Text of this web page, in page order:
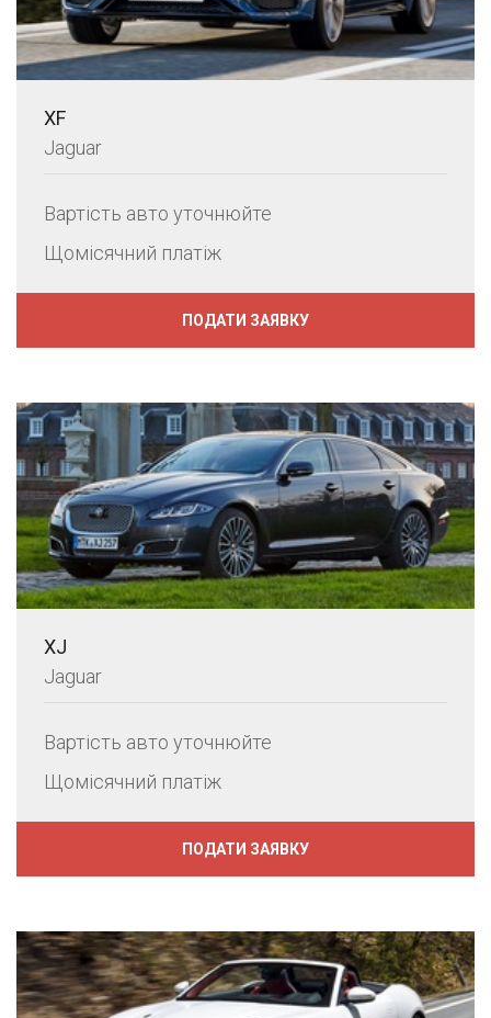
XF
Jaguar
Вартість авто уточнюйте
Щомісячний платіж
ПОДАТИ ЗАЯВКУ
XJ
Jaguar
Вартість авто уточнюйте
Щомісячний платіж
ПОДАТИ ЗАЯВКУ